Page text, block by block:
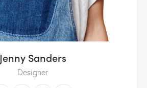
Jenny Sanders
Designer